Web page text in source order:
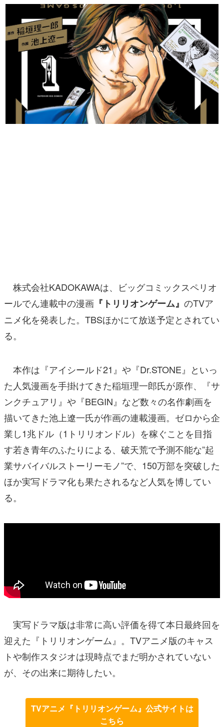
ゲームに多大な影響を受けた作家さんに取材し、ゲームが
日本のコンテンツ産業やカルチャーに与えた影響を探る企
画です。
日本モバイルゲーム産業史
日本のモバイルゲーム史における主要なトピック・タイト
ルを網羅するほか、開発者へのインタビューや識者による
解説を掲載。約20年の歴史が一望できる決定版！
若ゲのいたり〜ゲームクリエイターの青春〜
『うつヌケ』『ペンと箸』等で知られるマンガ家・田中圭
一先生によるゲーム業界レポートマンガです。
なんでゲームは面白い？
アプリレビュー
その他
株式会社KADOKAWAは、ビッグコミックスペリオ
ールでん連載中の漫画 『トリリオンゲーム』 のTVア
ニメ化を発表した。TBSほかにて放送予定とされてい
る。
本作は『アイシールド21』や『Dr.STONE』といっ
た人気漫画を手掛けてきた稲垣理一郎氏が原作、『サ
ンクチュアリ』や『BEGIN』など数々の名作劇画を
描いてきた池上遼一氏が作画の連載漫画。ゼロから企
業し1兆ドル（1トリリオンドル）を稼ぐことを目指
す若き青年のふたりによる、破天荒で予測不能な”起
業サバイバルストーリーモノ”で、150万部を突破した
ほか実写ドラマ化も果たされるなど人気を博してい
る。
実写ドラマ版は非常に高い評価を得て本日最終回を
迎えた『トリリオンゲーム』。TVアニメ版のキャス
トや制作スタジオは現時点でまだ明かされていない
が、その出来に期待したい。
TVアニメ『トリリオンゲーム』公式サイトは
こちら